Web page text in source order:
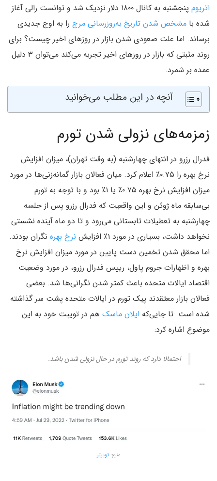
اتریوم
پنجشنبه به کانال ۱۸۰۰ دلار نزدیک شد و توانست رالی آغاز
شده با مشخص شدن تاریخ به‌روزرسانی مرج را به اوج جدیدی
برساند. اما علت صعودی شدن بازار در روزهای اخیر چیست؟ برای
روند مثبتی که بازار در روزهای اخیر تجربه می‌کند می‌توان ۳ دلیل
عمده بر شمرد.
آنچه در این مطلب می‌خوانید
زمزمه‌های نزولی شدن تورم
فدرال رزرو در انتهای چهارشنبه (به وقت تهران)، میزان افزایش
نرخ بهره را ۰.۷۵٪ اعلام کرد. میان فعالان بازار گمانه‌زنی‌ها در مورد
میزان افزایش نرخ بهره ۰.۷۵٪ یا ۱٪ بود و با توجه به تورم
بی‌سابقه ماه ژوئن و این واقعیت که فدرال رزرو پس از جلسه
چهارشنبه به تعطیلات تابستانی می‌رود و تا دو ماه آینده نشستی
نخواهد داشت، بسیاری در مورد ۱٪ افزایش
نرخ بهره نگران بودند.
اما محقق شدن تخمین دست پایین در مورد میزان افزایش نرخ
بهره و اظهارات جروم پاول، رییس فدرال رزرو، در مورد وضعیت
اقتصاد ایالات متحده باعث کمتر شدن نگرانی‌ها شد. بعضی
فعالان بازار معتقدند پیک تورم در ایالات متحده پشت سر گذاشته
شده است. تا جایی‌که ایلان ماسک هم در توییت خود به این
موضوع اشاره کرد:
احتمالا دارد که روند تورم در حال نزولی شدن باشد.
منبع:توییتر